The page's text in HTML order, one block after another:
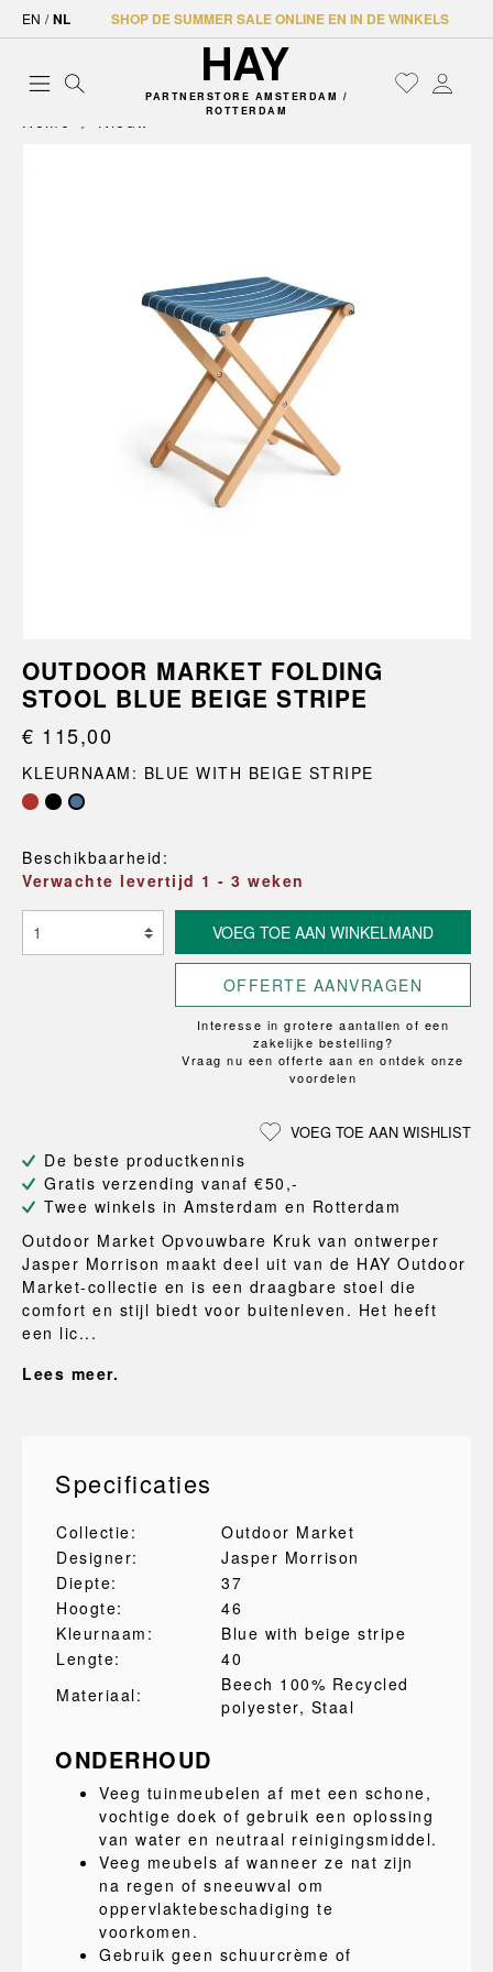
EN / NL SHOP DE SUMMER SALE ONLINE EN IN DE WINKELS
PARTNERSTORE AMSTERDAM /
ROTTERDAM
Home Nieuw
OUTDOOR MARKET FOLDING
STOOL BLUE BEIGE STRIPE
€ 115,00
KLEURNAAM: BLUE WITH BEIGE STRIPE
Beschikbaarheid:
Verwachte levertijd 1 - 3 weken
VOEG TOE AAN WINKELMAND
OFFERTE AANVRAGEN
Interesse in grotere aantallen of een
zakelijke bestelling?
Vraag nu een offerte aan en ontdek onze
voordelen
VOEG TOE AAN WISHLIST
De beste productkennis
Gratis verzending vanaf €50,-
Twee winkels in Amsterdam en Rotterdam
Outdoor Market Opvouwbare Kruk van ontwerper
Jasper Morrison maakt deel uit van de HAY Outdoor
Market-collectie en is een draagbare stoel die
comfort en stijl biedt voor buitenleven. Het heeft
een lic...
Lees meer.
Specificaties
Collectie:
Outdoor Market
Designer:
Jasper Morrison
Diepte:
37
Hoogte:
46
Kleurnaam:
Blue with beige stripe
Lengte:
40
Materiaal:
Beech 100% Recycled
polyester, Staal
ONDERHOUD
Veeg tuinmeubelen af met een schone,
vochtige doek of gebruik een oplossing
van water en neutraal reinigingsmiddel.
Veeg meubels af wanneer ze nat zijn
na regen of sneeuwval om
oppervlaktebeschadiging te
voorkomen.
Gebruik geen schuurcrème of